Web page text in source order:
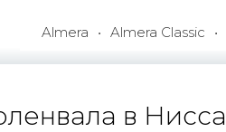
Almera Almera Classic
в